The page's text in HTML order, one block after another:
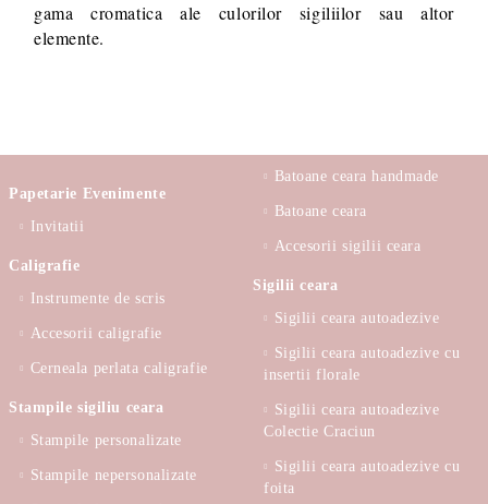
gama cromatica ale culorilor sigiliilor sau altor
elemente.
Papetarie Evenimente
Invitatii
Caligrafie
Instrumente de scris
Accesorii caligrafie
Cerneala perlata caligrafie
Stampile sigiliu ceara
Stampile personalizate
Stampile nepersonalizate
Batoane ceara handmade
Batoane ceara
Accesorii sigilii ceara
Sigilii ceara
Sigilii ceara autoadezive
Sigilii ceara autoadezive cu
insertii florale
Sigilii ceara autoadezive
Colectie Craciun
Sigilii ceara autoadezive cu
foita